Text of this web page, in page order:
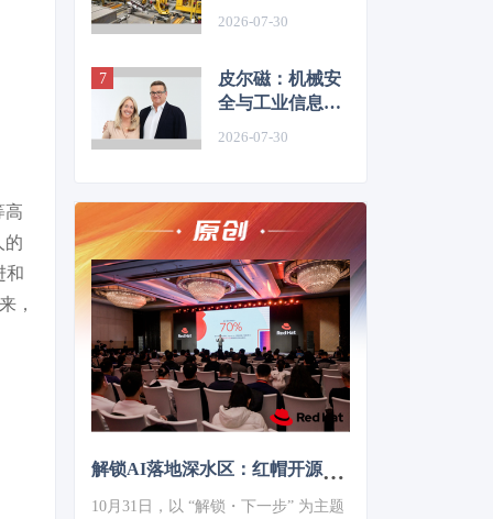
高
的
和
，
RoboLaser赋能
2026-07-30
皮尔磁：机械安
全与工业信息安
全一体化路径
2026-07-30
解锁AI落地深水区：红帽开源生态赋能企业数字化跃迁 ——2025红帽论坛重磅发布车用OS
10月31日，以 “解锁・下一步” 为主题